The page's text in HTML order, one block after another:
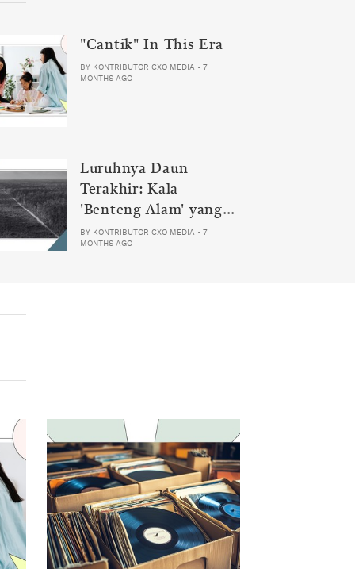
"Cantik" In This Era
BY KONTRIBUTOR CXO MEDIA • 7
MONTHS AGO
Luruhnya Daun
Terakhir: Kala
'Benteng Alam' yang
Tak Lagi Bisa
BY KONTRIBUTOR CXO MEDIA • 7
MONTHS AGO